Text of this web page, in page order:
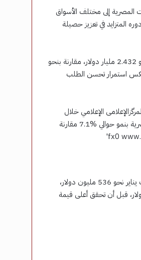
المصرية إلى مختلف الأسواق
المتزايد في تعزيز حصيلة
وأوضح المركز أن إجمالي صادرات الصناعات الغذائية خلال الفترة من يناير إلى أبريل 2026 بلغ نحو 2.432 مليار دولار، مقارنة بنحو
2025، محققًا نسبة نمو بلغت 7.1%، وهو ما يعكس استمرار تحسن الطلب
وأشار التقرير إلى الأداء الشهري الإيجابي للصادرات خلال الفترة محل الرصد، حيث سجلت صادرات يناير نحو 536 مليون دولار،
مليون دولار، وواصلت الصعود في مارس لتصل إلى 616 مليون دولار، قبل أن تحقق أعلى قيمة